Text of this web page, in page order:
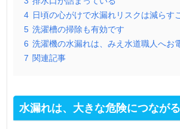
4 日頃の心がけで水漏れリスクは減らす
5 洗濯槽の掃除も有効です
6 洗濯機の水漏れは、みえ水道職人へお
7 関連記事
水漏れは、大きな危険につながる